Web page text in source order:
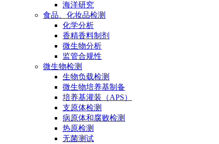
海洋研究
食品、化妆品检测
化学分析
香精香料制剂
微生物分析
监管合规性
微生物检测
生物负载检测
微生物培养基制备
培养基灌装（APS）
支原体检测
病原体和腐败检测
热原检测
无菌测试